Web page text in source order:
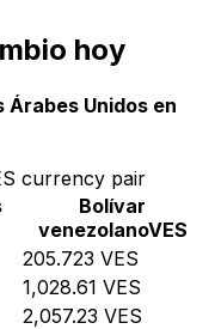
hoy
Unidos en
currency pair
Bolívar
venezolanoVES
205.723 VES
1,028.61 VES
2,057.23 VES